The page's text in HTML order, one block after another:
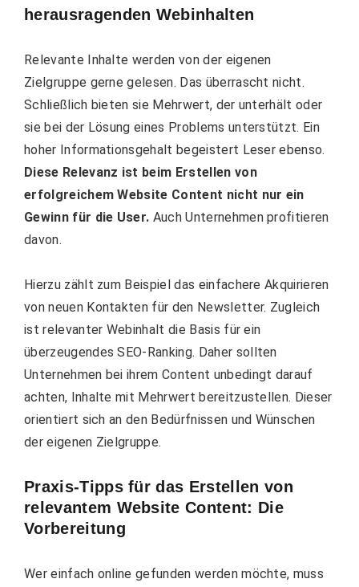
herausragenden Webinhalten
Relevante Inhalte werden von der eigenen
Zielgruppe gerne gelesen. Das überrascht nicht.
Schließlich bieten sie Mehrwert, der unterhält oder
sie bei der Lösung eines Problems unterstützt. Ein
hoher Informationsgehalt begeistert Leser ebenso.
Diese Relevanz ist beim Erstellen von
erfolgreichem Website Content nicht nur ein
Gewinn für die User. Auch Unternehmen profitieren
davon.
Hierzu zählt zum Beispiel das einfachere Akquirieren
von neuen Kontakten für den Newsletter. Zugleich
ist relevanter Webinhalt die Basis für ein
überzeugendes SEO-Ranking. Daher sollten
Unternehmen bei ihrem Content unbedingt darauf
achten, Inhalte mit Mehrwert bereitzustellen. Dieser
orientiert sich an den Bedürfnissen und Wünschen
der eigenen Zielgruppe.
Praxis-Tipps für das Erstellen von
relevantem Website Content: Die
Vorbereitung
Wer einfach online gefunden werden möchte, muss